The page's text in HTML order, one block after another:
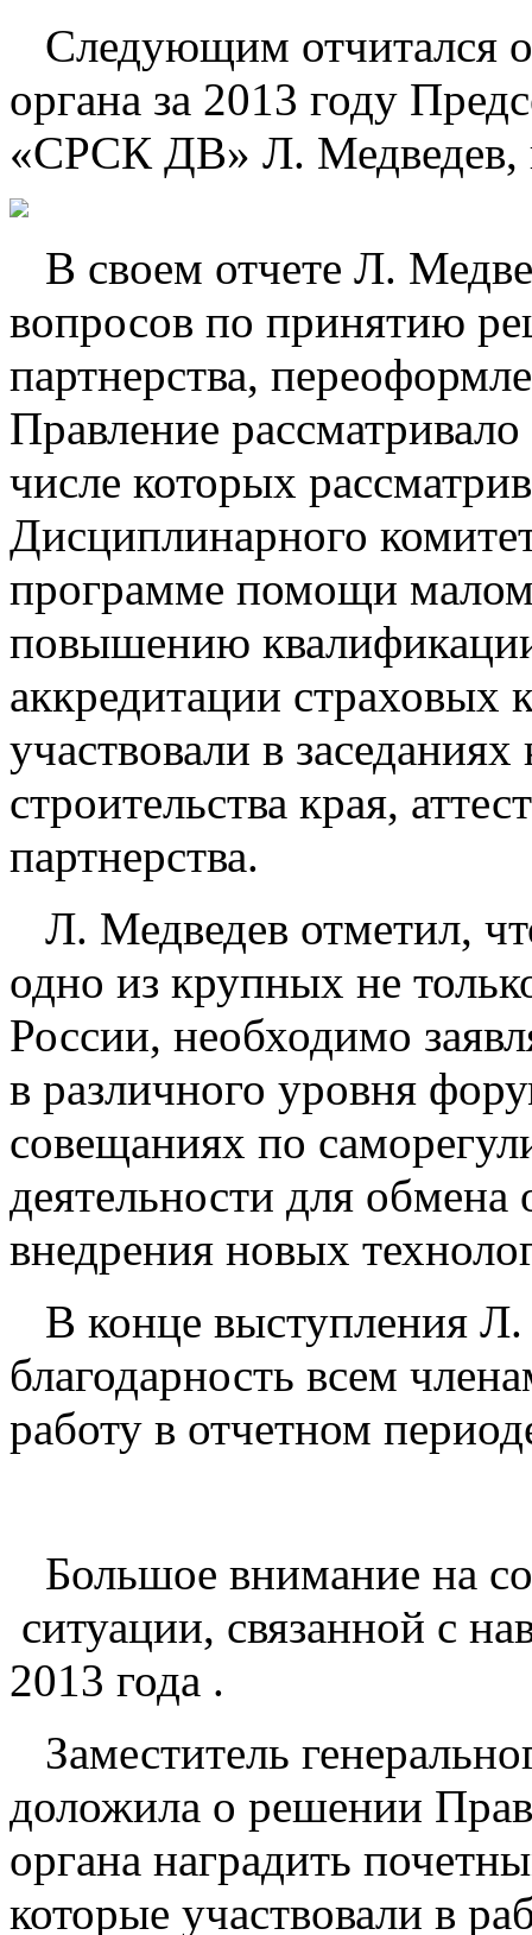
Следующим отчитался о
органа за 2013 году
«СРСК ДВ» Л. Медведев,
В своем отчете Л.
вопросов по принятию
партнерства,
Правление
числе которых
Дисциплинарного
программе помощи
повышению
аккредитации
участвовали в
строительства края,
партнерства.
Л. Медведев отметил,
одно из крупных не
России, необходимо
в различного уровня
совещаниях по
деятельности для
внедрения новых
В конце выступления
благодарность всем
работу в отчетном
Большое внимание на
ситуации, связанной с
2013 года .
Заместитель
доложила о решении
органа наградить
которые участвовали в